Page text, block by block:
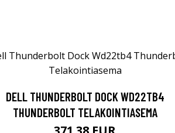
DELL THUNDERBOLT DOCK WD22TB4
THUNDERBOLT TELAKOINTIASEMA